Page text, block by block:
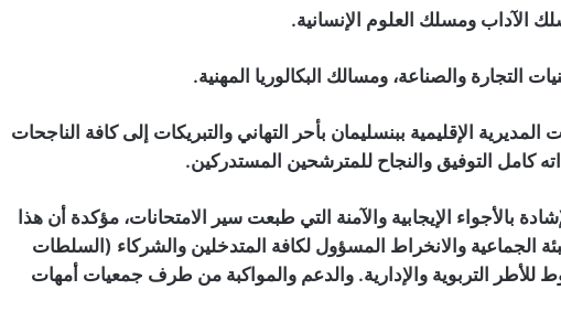
الإقليمية ببنسليمان بأحر التهاني والتبريكات إلى كافة الناجحات
كامل التوفيق والنجاح للمترشحين المستدركين.
بالأجواء الإيجابية والآمنة التي طبعت سير الامتحانات، مؤكدة أن هذا
الجماعية والانخراط المسؤول لكافة المتدخلين والشركاء (السلطات
للأطر التربوية والإدارية. وا لدعم والمواكبة من طرف جمعيات أمهات